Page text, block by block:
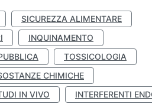
SICUREZZA ALIMENTARE
INQUINAMENTO
TOSSICOLOGIA
CHIMICHE
IN VIVO
INTERFERENTI